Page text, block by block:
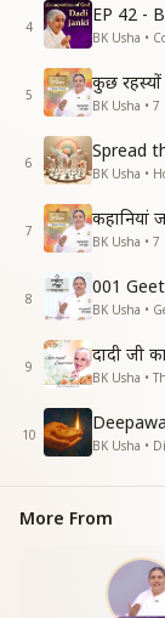
4
EP 42 -
BK Usha •
5
कुछ
BK Usha •
6
Spread
BK Usha •
7
BK Usha •
8
001
BK Usha •
9
दादी जी
10
BK Usha •
More From